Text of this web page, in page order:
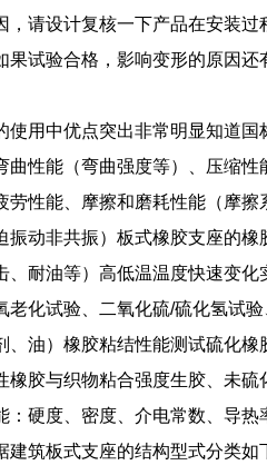
，请设计复核一下产品在安装
果试验合格，影响变形的原因
使用中优点突出非常明显知道
曲性能（弯曲强度等）、压缩
劳性能、摩擦和磨耗性能（摩
振动非共振）板式橡胶支座的
、耐油等）高低温温度快速变
老化试验、二氧化硫/硫化氢试
、油）橡胶粘结性能测试硫化
橡胶与织物粘合强度生胶、未
：硬度、密度、介电常数、导
建筑板式支座的结构型式分类